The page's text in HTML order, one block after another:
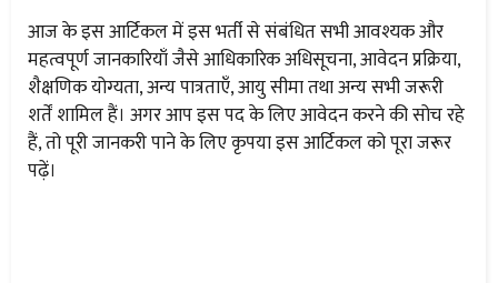
आज के इस आर्टिकल में इस भर्ती से संबंधित सभी आवश्यक और
महत्वपूर्ण जानकारियाँ जैसे आधिकारिक अधिसूचना, आवेदन प्रक्रिया,
शैक्षणिक योग्यता, अन्य पात्रताएँ, आयु सीमा तथा अन्य सभी जरूरी
शर्तें शामिल हैं। अगर आप इस पद के लिए आवेदन करने की सोच रहे
हैं, तो पूरी जानकरी पाने के लिए कृपया इस आर्टिकल को पूरा जरूर
पढ़ें।